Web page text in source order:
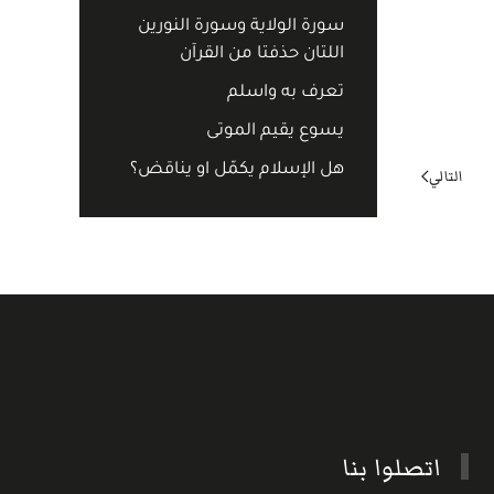
التالي
سورة الولاية وسورة النورين
اللتان حذفتا من القرآن
تعرف به واسلم
يسوع يقيم الموتى
هل الإسلام يكمّل او يناقض؟
اتصلوا بنا